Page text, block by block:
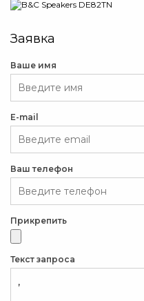
Заявка
Ваше имя
E-mail
Ваш телефон
Прикрепить
Текст запроса